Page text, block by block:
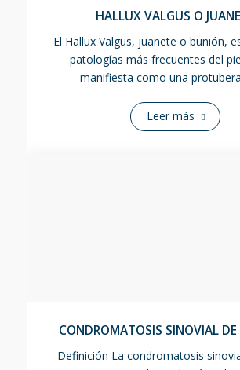
HALLUX VALGUS O
El Hallux Valgus, juanete o bunión,
patologías más frecuentes del
manifiesta como una
Leer más
CONDROMATOSIS SINOVIAL
Definición La condromatosis